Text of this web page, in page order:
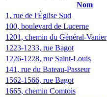
Nom
1, rue de l'Église Sud
100, boulevard de Lucerne
1201, chemin du Général-Vanier
1223-1233, rue Bagot
1226-1228, rue Saint-Louis
141, rue du Bateau-Passeur
1562-1566, rue Bagot
1665, chemin Comtois